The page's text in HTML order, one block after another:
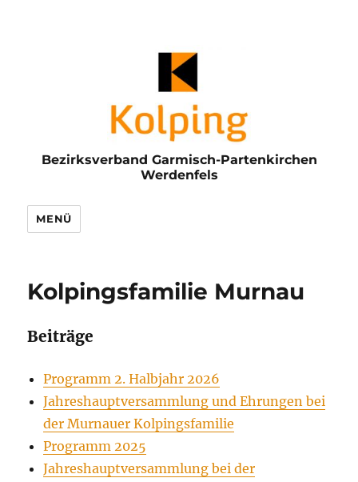
Bezirksverband Garmisch-Partenkirchen
Werdenfels
MENÜ
Kolpingsfamilie Murnau
Beiträge
Programm 2. Halbjahr 2026
Jahreshauptversammlung und Ehrungen bei
der Murnauer Kolpingsfamilie
Programm 2025
Jahreshauptversammlung bei der